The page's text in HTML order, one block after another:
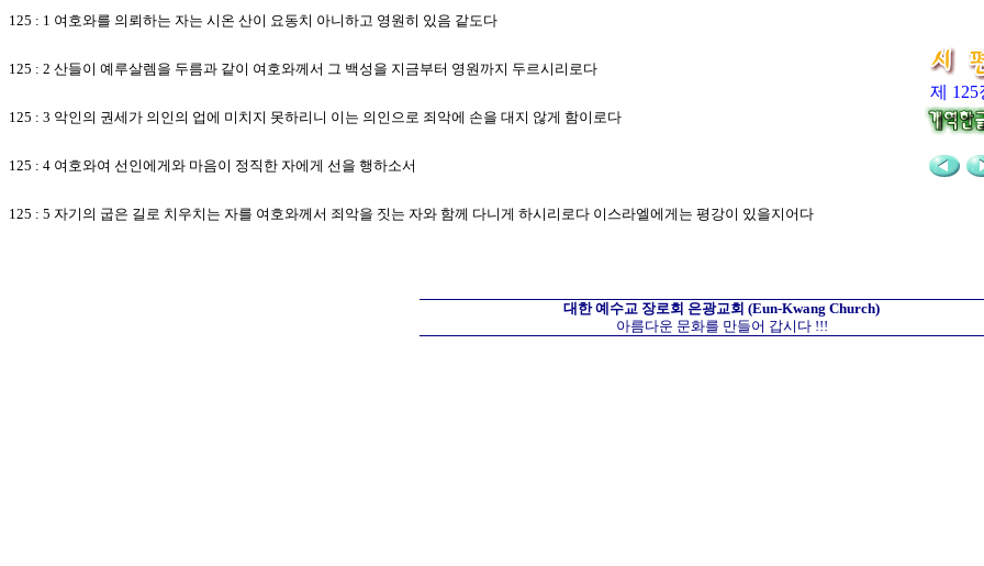
제 125
125 : 1 여호와를 의뢰하는 자는 시온 산이 요동치 아니하고 영원히 있음 같도다
125 : 2 산들이 예루살렘을 두름과 같이 여호와께서 그 백성을 지금부터 영원까지 두르시리로다
125 : 3 악인의 권세가 의인의 업에 미치지 못하리니 이는 의인으로 죄악에 손을 대지 않게 함이로다
125 : 4 여호와여 선인에게와 마음이 정직한 자에게 선을 행하소서
125 : 5 자기의 굽은 길로 치우치는 자를 여호와께서 죄악을 짓는 자와 함께 다니게 하시리로다 이스라엘에게는 평강이 있을지어다
대한 예수교 장로회 은광교회 (Eun-Kwang Church)
아름다운 문화를 만들어 갑시다 !!!